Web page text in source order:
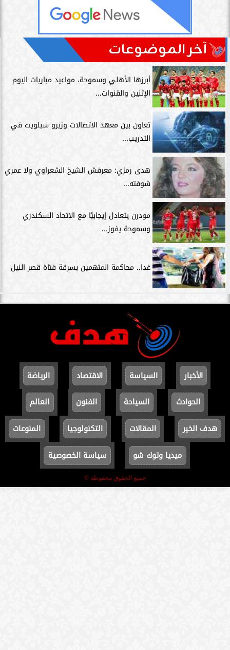
آخر الموضوعات
أبرزها الأهلي وسموحة، مواعيد مباريات اليوم
الإثنين والقنوات...
تعاون بين معهد الاتصالات وزيرو سبلويت في
التدريب...
هدى رمزي: معرفش الشيخ الشعراوي ولا عمري
شوفته...
مودرن يتعادل إيجابيًا مع الاتحاد السكندري
وسموحة يفوز...
غدا.. محاكمة المتهمين بسرقة فتاة قصر النيل
الأخبار السياسة الاقتصاد
الرياضة
الحوادث
السياحة الفنون
العالم
هدف الخير
المقالات التكنولوجيا
المنوعات
ميديا وتوك شو
سياسة الخصوصية
جميع الحقوق محفوظة ©